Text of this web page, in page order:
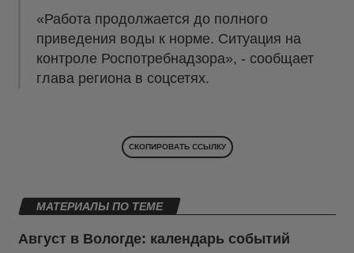
«Работа продолжается до полного
приведения воды к норме. Ситуация на
контроле Роспотребнадзора», - сообщает
глава региона в соцсетях.
СКОПИРОВАТЬ ССЫЛКУ
МАТЕРИАЛЫ ПО ТЕМЕ
Август в Вологде: календарь событий